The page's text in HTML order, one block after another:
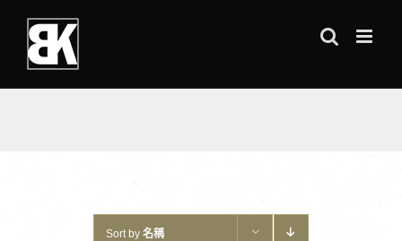
content
Sort by 名稱